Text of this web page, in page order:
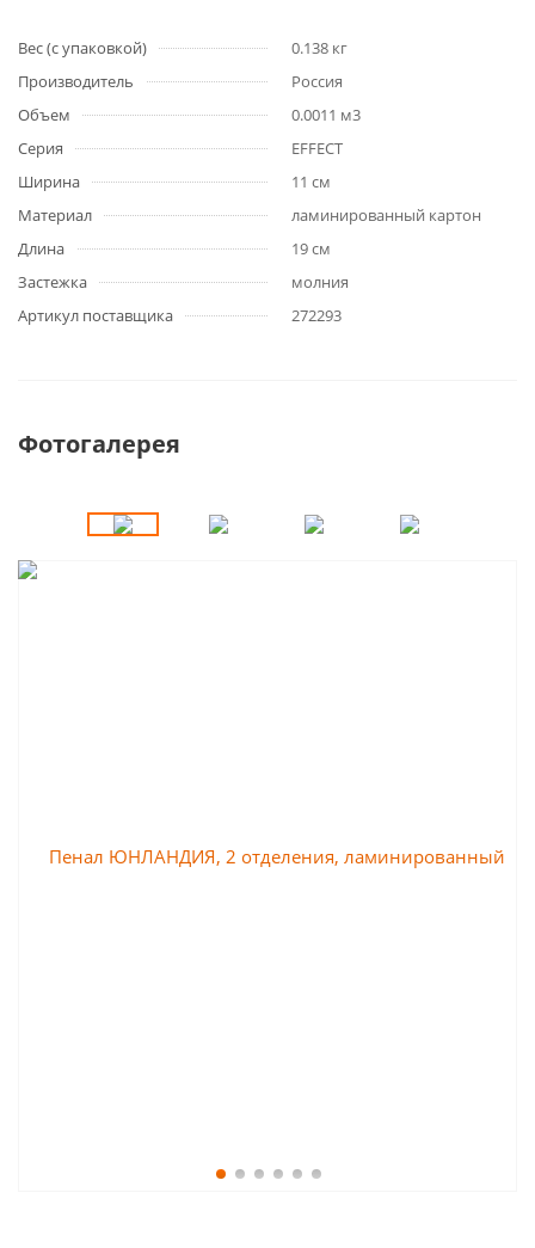
Вес (с упаковкой)
0.138 кг
Производитель
Россия
Объем
0.0011 м3
Серия
EFFECT
Ширина
11 см
Материал
ламинированный картон
Длина
19 см
Застежка
молния
Артикул поставщика
272293
Фотогалерея